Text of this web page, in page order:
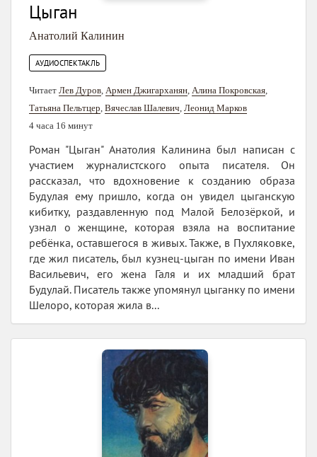
Цыган
Анатолий Калинин
АУДИОСПЕКТАКЛЬ
Читает Лев Дуров, Армен Джигарханян, Алина Покровская,
Татьяна Пельтцер, Вячеслав Шалевич, Леонид Марков
4 часа 16 минут
Роман "Цыган" Анатолия Калинина был написан с
участием журналистского опыта писателя. Он
рассказал, что вдохновение к созданию образа
Будулая ему пришло, когда он увидел цыганскую
кибитку, раздавленную под Малой Белозёркой, и
узнал о женщине, которая взяла на воспитание
ребёнка, оставшегося в живых. Также, в Пухляковке,
где жил писатель, был кузнец-цыган по имени Иван
Васильевич, его жена Галя и их младший брат
Будулай. Писатель также упомянул цыганку по имени
Шелоро, которая жила в...